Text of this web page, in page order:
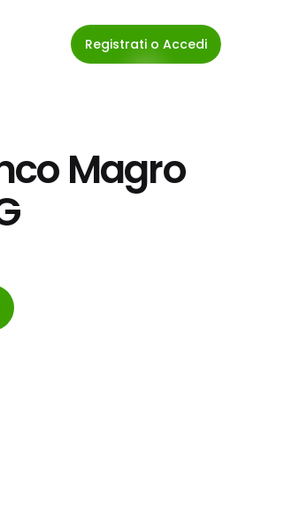
Registrati o Accedi
Magro